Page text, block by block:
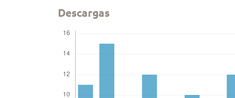
Descargas